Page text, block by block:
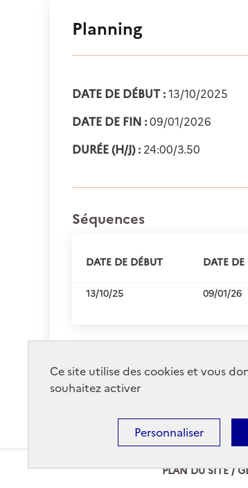
Ce site utilise des cookies et vous
souhaitez activer
Personnaliser
Planning
DATE DE DÉBUT :13/10/2025
DATE DE FIN :09/01/2026
DURÉE (H/J) : 24:00/3.50
Séquences
DATE DE DÉBUT DATE DE
13/10/25 09/01/26
PLAN DU SITE